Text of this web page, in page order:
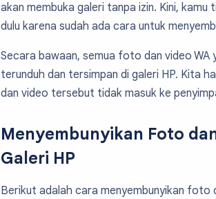
akan membuka galeri tanpa izin. Kini,
dulu karena sudah ada cara untuk
Secara bawaan, semua foto dan video
terunduh dan tersimpan di galeri HP. Kita
dan video tersebut tidak masuk ke
Menyembunyikan Foto
Galeri HP
Berikut adalah cara menyembunyikan